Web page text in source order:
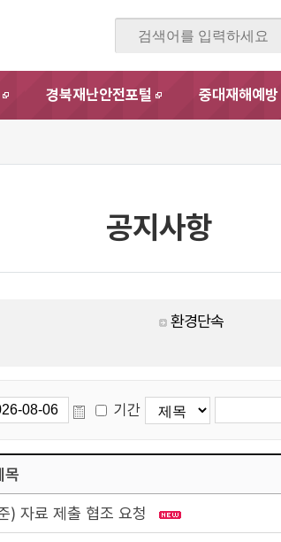
새창
경북재난안전포털
새창
중대재해예방
공지사항
환경단속
기간
목
) 자료 제출 협조 요청